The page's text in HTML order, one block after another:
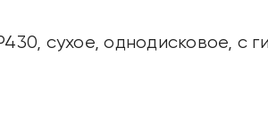
сухое, однодисковое, с